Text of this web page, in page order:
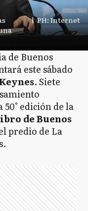
| PH: Internet
de Buenos
este sábado
. Siete
edición de la
de Buenos
predio de La